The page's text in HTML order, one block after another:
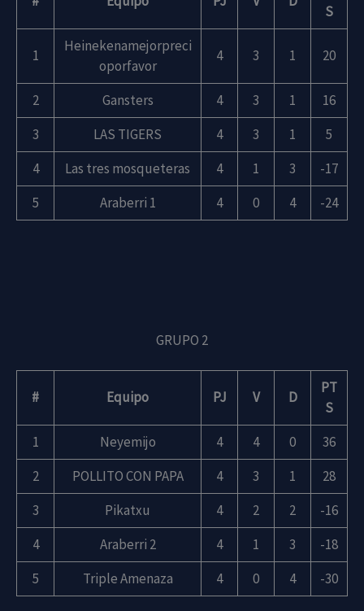
S
1
Heinekenamejorpreci
oporfavor
4 3 1 20
2 Gansters 4 3 1
16
3
LAS TIGERS 4 3 1
5
4
Las tres mosqueteras 4 1 3
-17
5
Araberri 1 4 0 4 -24
GRUPO 2
# Equipo PJ V D
PT
S
1
Neyemijo 4 4 0
36
2
POLLITO CON PAPA 4 3 1
28
3
Pikatxu 4 2 2
-16
4
Araberri 2 4 1 3
-18
5
Triple Amenaza 4 0 4 -30